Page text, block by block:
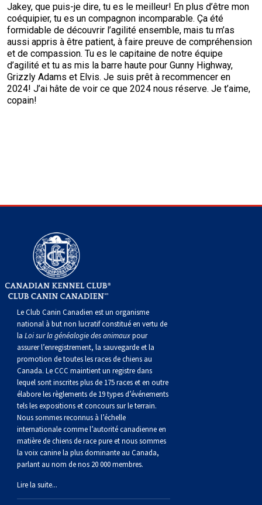
Jakey, que puis-je dire, tu es le meilleur! En plus d’être mon
coéquipier, tu es un compagnon incomparable. Ça été
formidable de découvrir l’agilité ensemble, mais tu m’as
aussi appris à être patient, à faire preuve de compréhension
et de compassion. Tu es le capitaine de notre équipe
d’agilité et tu as mis la barre haute pour Gunny Highway,
Grizzly Adams et Elvis. Je suis prêt à recommencer en
2024! J’ai hâte de voir ce que 2024 nous réserve. Je t’aime,
copain!
Le Club Canin Canadien est un organisme
national à but non lucratif constitué en vertu de
la Loi sur la généalogie des animauxpour
assurer l’enregistrement, la sauvegarde et la
promotion de toutes les races de chiens au
Canada. Le CCC maintient un registre dans
lequel sont inscrites plus de 175 races et en outre
élabore les règlements de 19 types d’événements
tels les expositions et concours sur le terrain.
Nous sommes reconnus à l’échelle
internationale comme l’autorité canadienne en
matière de chiens de race pure et nous sommes
la voix canine la plus dominante au Canada,
parlant au nom de nos 20 000 membres.
Lire la suite...